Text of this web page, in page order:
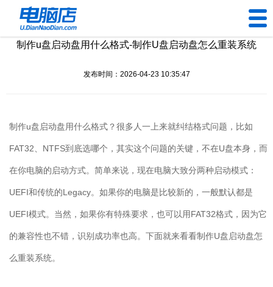
U盘工具
装机问题
电脑问题
制作u盘启动盘用什么格式-制作U盘启动盘怎么重装系统
发布时间：2026-04-23 10:35:47
制作u盘启动盘用什么格式？很多人一上来就纠结格式问题，比如
FAT32 NTFS到底选哪个，其实这个问题的关键，不在U盘本身，而
在你电脑的启动方式。简单来说，现在电脑大致分两种启动模式：
UEFI和传统的Legacy。如果你的电脑是比较新的，一般默认都是
UEFI模式。当然，如果你有特殊要求，也可以用FAT32格式，因为它
的兼容性也不错，识别成功率也高。下面就来看看制作U盘启动盘怎
么重装系统。